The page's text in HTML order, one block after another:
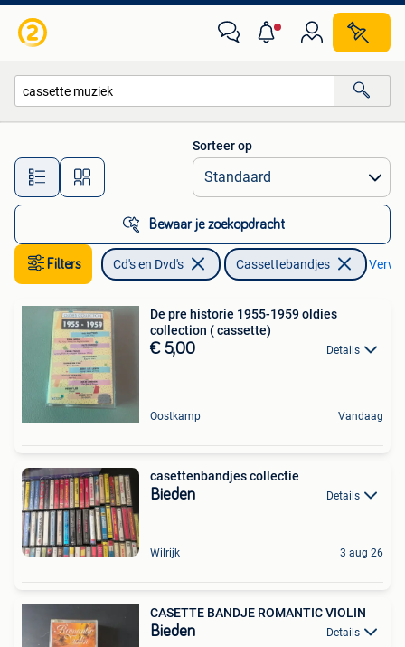
Alle afstanden…
Sorteer op
Bewaar je zoekopdracht
Filters Cd's en Dvd's Cassettebandjes
De pre historie 1955-1959 oldies
collection ( cassette)
€ 5,00 Details
Oostkamp Vandaag
casettenbandjes collectie
Bieden Details
Wilrijk 3 aug 26
CASETTE BANDJE ROMANTIC VIOLIN
Bieden Details